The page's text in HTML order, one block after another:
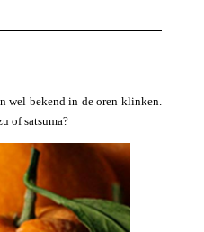
wel bekend in de oren klinken.
of satsuma?